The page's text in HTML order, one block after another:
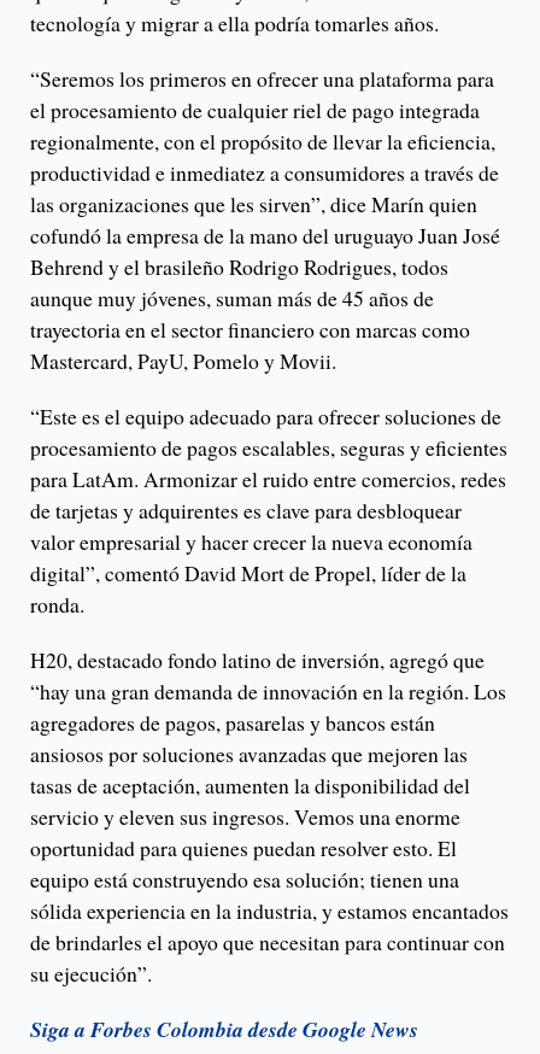
tecnología y migrar a ella podría tomarles años.
“Seremos los primeros en ofrecer una plataforma para
el procesamiento de cualquier riel de pago integrada
regionalmente, con el propósito de llevar la eficiencia,
productividad e inmediatez a consumidores a través de
las organizaciones que les sirven”, dice Marín quien
cofundó la empresa de la mano del uruguayo Juan José
Behrend y el brasileño Rodrigo Rodrigues, todos
aunque muy jóvenes, suman más de 45 años de
trayectoria en el sector financiero con marcas como
Mastercard, PayU, Pomelo y Movii.
“Este es el equipo adecuado para ofrecer soluciones de
procesamiento de pagos escalables, seguras y eficientes
para LatAm. Armonizar el ruido entre comercios, redes
de tarjetas y adquirentes es clave para desbloquear
valor empresarial y hacer crecer la nueva economía
digital”, comentó David Mort de Propel, líder de la
ronda.
H20, destacado fondo latino de inversión, agregó que
“hay una gran demanda de innovación en la región. Los
agregadores de pagos, pasarelas y bancos están
ansiosos por soluciones avanzadas que mejoren las
tasas de aceptación, aumenten la disponibilidad del
servicio y eleven sus ingresos. Vemos una enorme
oportunidad para quienes puedan resolver esto. El
equipo está construyendo esa solución; tienen una
sólida experiencia en la industria, y estamos encantados
de brindarles el apoyo que necesitan para continuar con
su ejecución”.
Siga a Forbes Colombia desde Google News